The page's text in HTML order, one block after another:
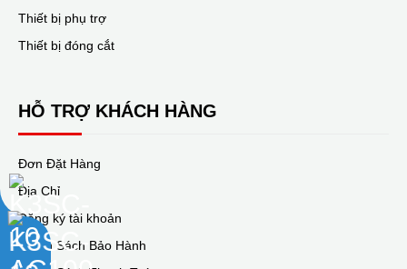
Thiết bị phụ trợ
Thiết bị đóng cắt
HỖ TRỢ KHÁCH HÀNG
Đơn Đặt Hàng
Địa Chỉ
Đăng ký tài khoản
Chính Sách Bảo Hành